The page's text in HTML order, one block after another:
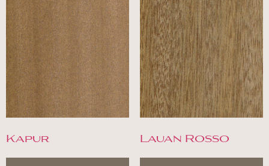
Kapur Lauan Rosso